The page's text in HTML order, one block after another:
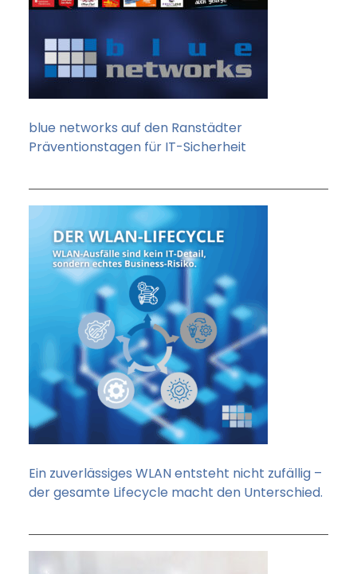
blue networks auf den Ranstädter
Präventionstagen für IT-Sicherheit
Ein zuverlässiges WLAN entsteht nicht zufällig –
der gesamte Lifecycle macht den Unterschied.